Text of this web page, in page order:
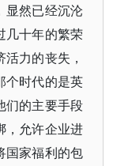
显然已经沉沦
几十年的繁荣
力的丧失，
个时代的是英
们的主要手段
，允许企业进
国家福利的包